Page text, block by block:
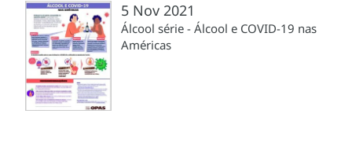
5 Nov 2021
Álcool série - Álcool e COVID-19 nas
Américas